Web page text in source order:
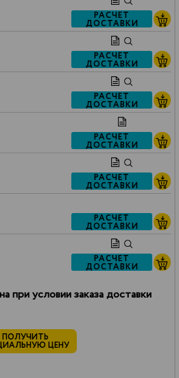
РАСЧЕТ
ДОСТАВКИ
РАСЧЕТ
ДОСТАВКИ
РАСЧЕТ
ДОСТАВКИ
РАСЧЕТ
ДОСТАВКИ
РАСЧЕТ
ДОСТАВКИ
РАСЧЕТ
ДОСТАВКИ
РАСЧЕТ
ДОСТАВКИ
при условии заказа доставки
ПОЛУЧИТЬ
ЦЕНУ